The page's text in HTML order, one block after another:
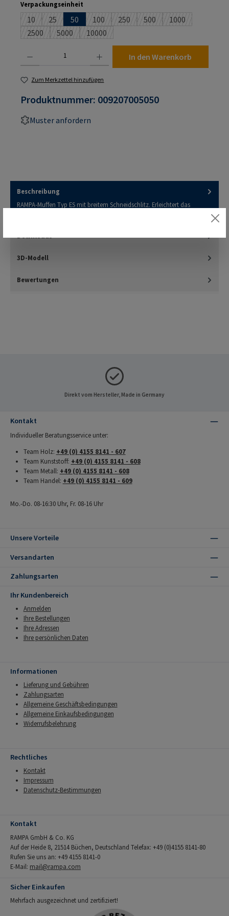
Verpackungseinheit
10(Diese Option ist zurzeit nicht verfügbar.)
25(Diese Option ist zurzeit nicht verfügbar.)
50 100(Diese Option ist zurzeit nicht verfügbar.)
250(Diese Option ist zurzeit nicht
500(Diese Option ist zurzeit
1000(Diese Option
2500(Diese Option ist zurzeit nicht verfügbar.)
5000(Diese Option ist zurzeit nicht verfügbar.)
10000(Diese Option ist zurzeit nicht verfügbar.)
In den Warenkorb
Zum Merkzettel hinzufügen
Produktnummer: 009207005050
Muster anfordern
Beschreibung
RAMPA-Muffen Typ ES mit breitem Schneidschlitz. Erleichtert das
3D-Modell
Bewertungen
Direkt vom Hersteller, Made in Germany
Kontakt
Individueller Beratungsservice unter:
Team Holz: +49 (0) 4155 8141 - 607
Team Kunststoff: +49 (0) 4155 8141 - 608
Team Metall: +49 (0) 4155 8141 - 608
Team Handel: +49 (0) 4155 8141 - 609
Mo.-Do. 08-16:30 Uhr, Fr. 08-16 Uhr
Unsere Vorteile
Versandarten
Zahlungsarten
Ihr Kundenbereich
Anmelden
Ihre Bestellungen
Ihre Adressen
Ihre persönlichen Daten
Informationen
Lieferung und Gebühren
Zahlungsarten
Allgemeine Geschäftsbedingungen
Allgemeine Einkaufsbedingungen
Widerrufsbelehrung
Rechtliches
Kontakt
Impressum
Datenschutz-Bestimmungen
Kontakt
RAMPA GmbH & Co. KG
Auf der Heide 8, 21514 Büchen, Deutschland Telefax: +49 (0)4155 8141-80
Rufen Sie uns an: +49 4155 8141-0
E-Mail: mail@rampa.com
Sicher Einkaufen
Mehrfach ausgezeichnet und zertifiziert!